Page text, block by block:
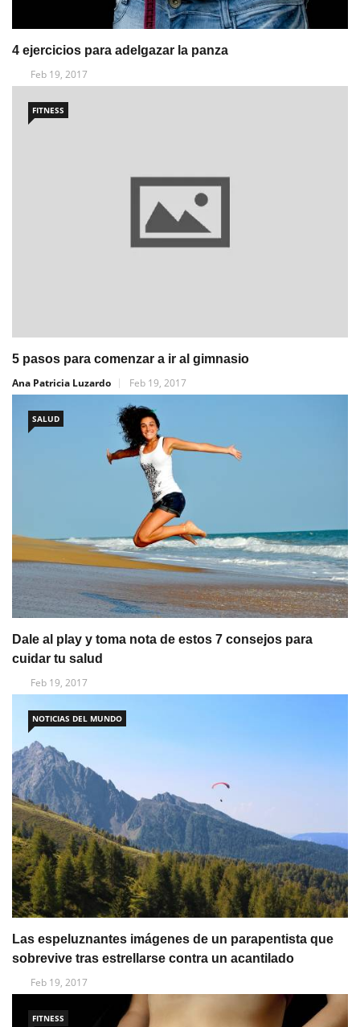
4 ejercicios para adelgazar la panza
Feb 19, 2017
FITNESS
5 pasos para comenzar a ir al gimnasio
Ana Patricia Luzardo
Feb 19, 2017
SALUD
Dale al play y toma nota de estos 7 consejos para
cuidar tu salud
Feb 19, 2017
NOTICIAS DEL MUNDO
Las espeluznantes imágenes de un parapentista que
sobrevive tras estrellarse contra un acantilado
Feb 19, 2017
FITNESS